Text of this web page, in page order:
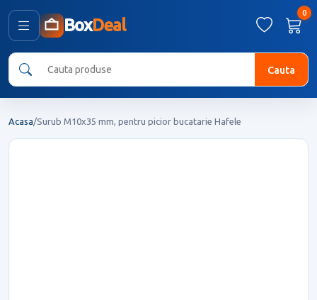
BoxDeal
0
Cauta
Acasa/Surub M10x35 mm, pentru picior bucatarie Hafele